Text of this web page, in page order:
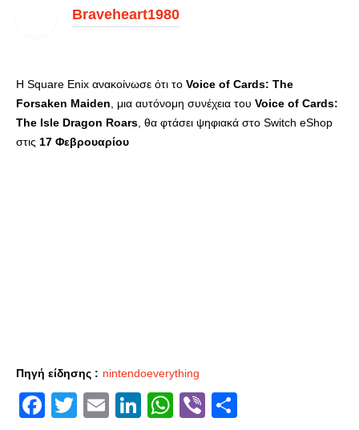
Braveheart1980
Η Square Enix ανακοίνωσε ότι το Voice of Cards: The
Forsaken Maiden , μια αυτόνομη συνέχεια του Voice of Cards:
The Isle Dragon Roars , θα φτάσει ψηφιακά στο Switch eShop
στις 17 Φεβρουαρίου
Πηγή είδησης : nintendoeverything
Facebook
Twitter
EmailLinkedIn
WhatsApp
Viber